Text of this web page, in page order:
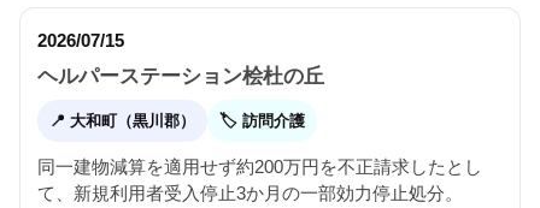
2026/07/15
ヘルパーステーション桧杜の丘
📍 大和町（黒川郡） 🏷 訪問介護
同一建物減算を適用せず約200万円を不正請求したとし
て、新規利用者受入停止3か月の一部効力停止処分。